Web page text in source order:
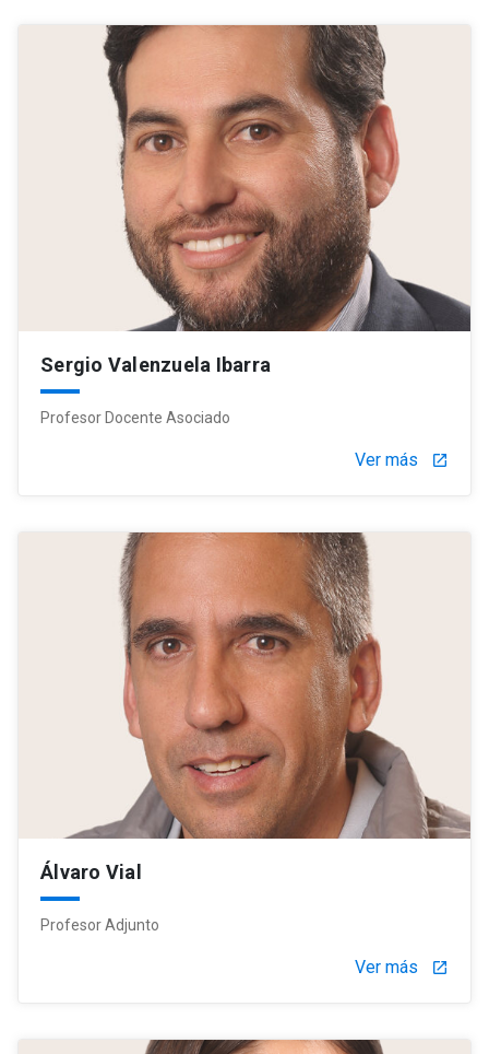
Sergio Valenzuela Ibarra
Profesor Docente Asociado
Ver más launch
Álvaro Vial
Profesor Adjunto
Ver más launch